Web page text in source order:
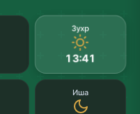
Зухр
13:41
Иша